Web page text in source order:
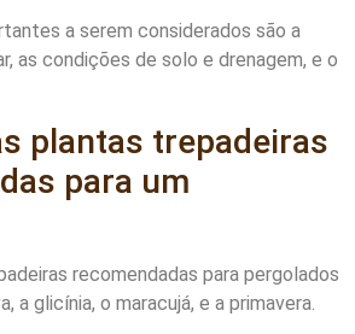
a serem considerados são a
as condições de solo e drenagem, e o
plantas trepadeiras
para um
recomendadas para pergolados
a glicínia, o maracujá, e a primavera.